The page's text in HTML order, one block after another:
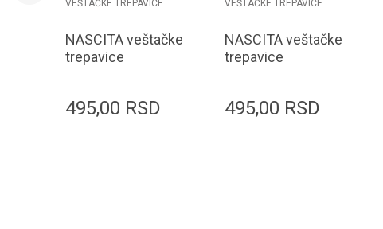
VEŠTAČKE TREPAVICE
NASCITA veštačke
trepavice
495,00 RSD
VEŠTAČKE TREPAVICE
NASCITA veštačke
trepavice
495,00 RSD